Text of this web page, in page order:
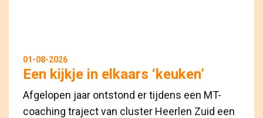
01-08-2026
Een kijkje in elkaars ‘keuken’
Afgelopen jaar ontstond er tijdens een MT-
coaching traject van cluster Heerlen Zuid een